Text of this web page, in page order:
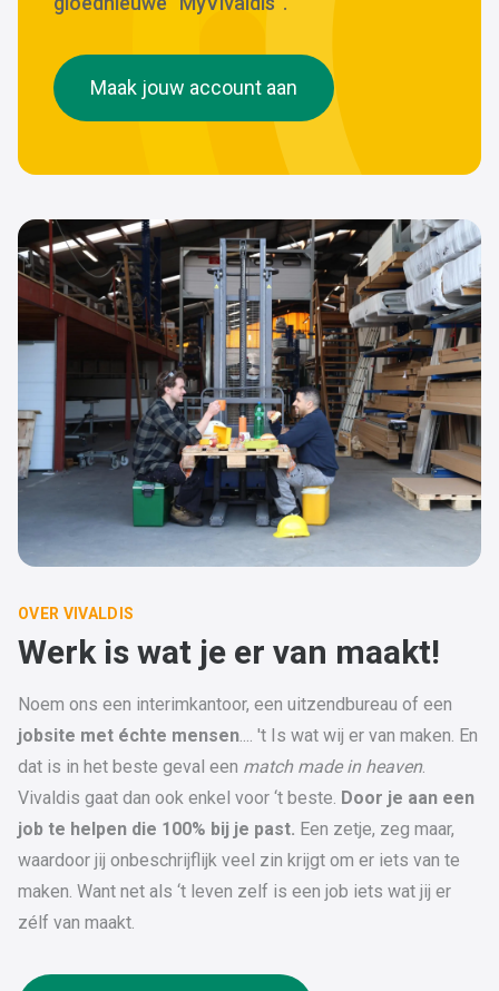
Maak jouw account aan
OVER VIVALDIS
Werk is wat je er van maakt!
Noem ons een interimkantoor, een uitzendbureau of een
jobsite met échte mensen.... 't Is wat wij er van maken. En
dat is in het beste geval een match made in heaven.
Vivaldis gaat dan ook enkel voor ‘t beste. Door je aan een
job te helpen die 100% bij je past. Een zetje, zeg maar,
waardoor jij onbeschrijflijk veel zin krijgt om er iets van te
maken. Want net als ‘t leven zelf is een job iets wat jij er
zélf van maakt.